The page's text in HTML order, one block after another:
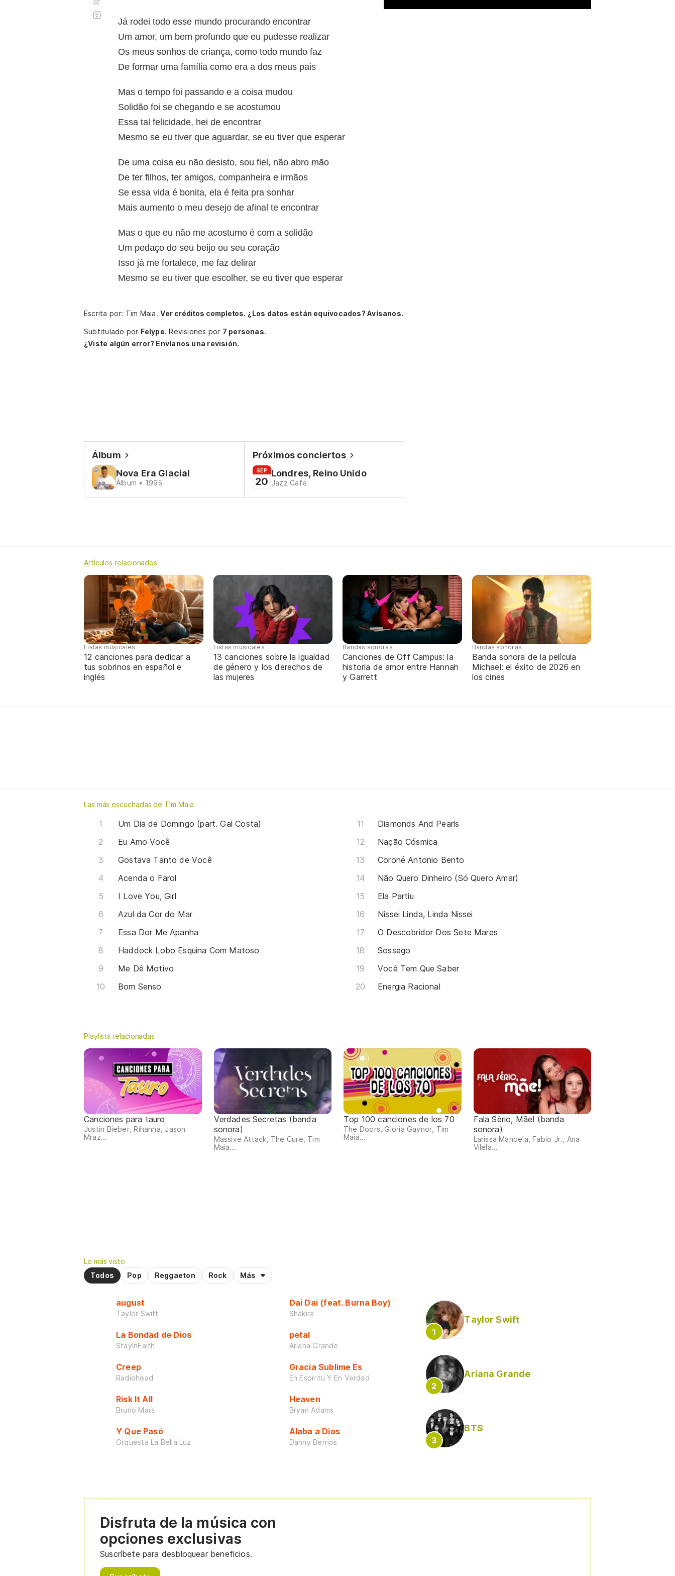
Já rodei todo esse mundo procurando encontrar
Um amor, um bem profundo que eu pudesse realizar
Os meus sonhos de criança, como todo mundo faz
De formar uma família como era a dos meus pais
Mas o tempo foi passando e a coisa mudou
Solidão foi se chegando e se acostumou
Essa tal felicidade, hei de encontrar
Mesmo se eu tiver que aguardar, se eu tiver que esperar
De uma coisa eu não desisto, sou fiel, não abro mão
De ter filhos, ter amigos, companheira e irmãos
Se essa vida é bonita, ela é feita pra sonhar
Mais aumento o meu desejo de afinal te encontrar
Mas o que eu não me acostumo é com a solidão
Um pedaço do seu beijo ou seu coração
Isso já me fortalece, me faz delirar
Mesmo se eu tiver que escolher, se eu tiver que esperar
automático
Escrita por: Tim Maia.Ver créditos completos. ¿Los datos están equivocados? Avísanos.
Subtitulado por Felype.Revisiones por 7 personas.
¿Viste algún error? Envíanos una revisión.
Álbum
Nova Era Glacial
Álbum • 1995
Próximos conciertos
SEP
20
Londres, Reino Unido
Jazz Cafe
Artículos relacionados
Listas musicales
12 canciones para dedicar a
tus sobrinos en español e
inglés
Listas musicales
13 canciones sobre la igualdad
de género y los derechos de
las mujeres
Bandas sonoras
Canciones de Off Campus: la
historia de amor entre Hannah
y Garrett
Bandas sonoras
Banda sonora de la película
Michael: el éxito de 2026 en
los cines
Las más escuchadas de Tim Maia
Um Dia de Domingo (part. Gal Costa)
Eu Amo Você
Gostava Tanto de Você
Acenda o Farol
I Love You, Girl
Azul da Cor do Mar
Essa Dor Me Apanha
Haddock Lobo Esquina Com Matoso
Me Dê Motivo
Bom Senso
Diamonds And Pearls
Nação Cósmica
Coroné Antonio Bento
Não Quero Dinheiro (Só Quero Amar)
Ela Partiu
Nissei Linda, Linda Nissei
O Descobridor Dos Sete Mares
Sossego
Você Tem Que Saber
Energia Racional
Playlists relacionadas
Canciones para tauro
Justin Bieber, Rihanna, Jason
Mraz...
Verdades Secretas (banda
sonora)
Massive Attack, The Cure, Tim
Maia...
Top 100 canciones de los 70
The Doors, Gloria Gaynor, Tim
Maia...
Fala Sério, Mãe! (banda
sonora)
Larissa Manoela, Fabio Jr., Ana
Vilela...
Lo más visto
Todos
Pop Reggaeton Rock Más
august
Taylor Swift
La Bondad de Dios
StayInFaith
Creep
Radiohead
Risk It All
Bruno Mars
Y Que Pasó
Orquesta La Bella Luz
Dai Dai (feat. Burna Boy)
Shakira
petal
Ariana Grande
Gracia Sublime Es
En Espiritu Y En Verdad
Heaven
Bryan Adams
Alaba a Dios
Danny Berrios
Taylor Swift
Ariana Grande
BTS
Disfruta de la música con
opciones exclusivas
Suscríbete para desbloquear beneficios.